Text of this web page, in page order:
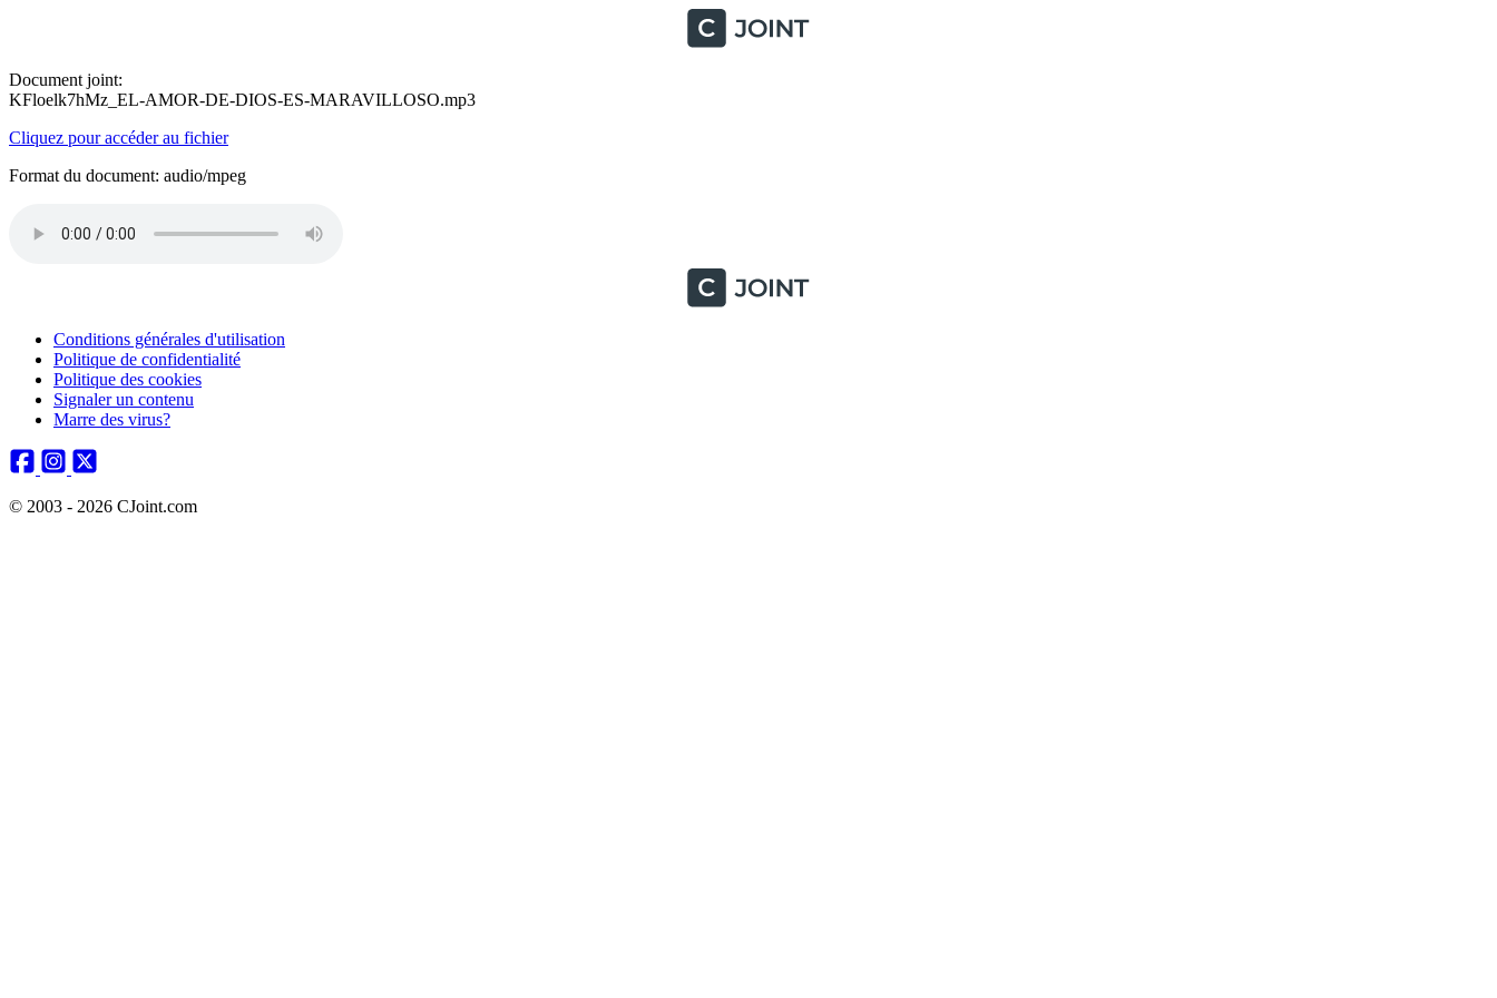
Document joint:
KFloelk7hMz_EL-AMOR-DE-DIOS-ES-MARAVILLOSO.mp3
Cliquez pour accéder au fichier
Format du document: audio/mpeg
Conditions générales d'utilisation
Politique de confidentialité
Politique des cookies
Signaler un contenu
Marre des virus?
© 2003 - 2026 CJoint.com